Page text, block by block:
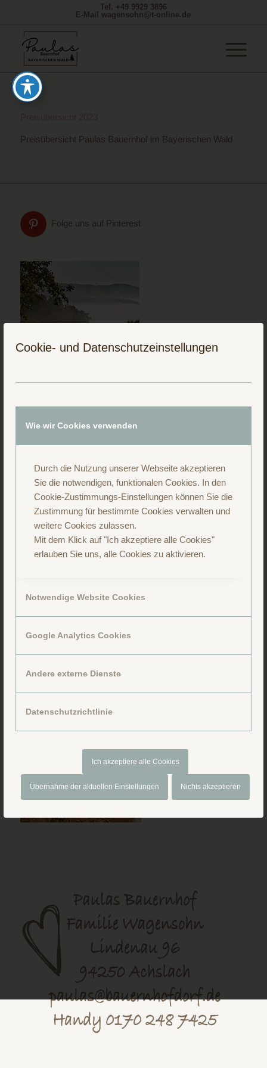
Cookie- und Datenschutzeinstellungen
Wie wir Cookies verwenden
Durch die Nutzung unserer Webseite akzeptieren
Sie die notwendigen, funktionalen Cookies. In den
Cookie-Zustimmungs-Einstellungen können Sie die
Zustimmung für bestimmte Cookies verwalten und
weitere Cookies zulassen.
Mit dem Klick auf "Ich akzeptiere alle Cookies"
erlauben Sie uns, alle Cookies zu aktivieren.
Notwendige Website Cookies
Google Analytics Cookies
Andere externe Dienste
Datenschutzrichtlinie
Ich akzeptiere alle Cookies
Übernahme der aktuellen Einstellungen Nichts akzeptieren
Tel. +49 9929 3896
E-Mail wagensohn@t-online.de
Preisübersicht Paulas Bauernhof im Bayerischen Wald
Folge uns auf Pinterest
Folge uns auf Instagram